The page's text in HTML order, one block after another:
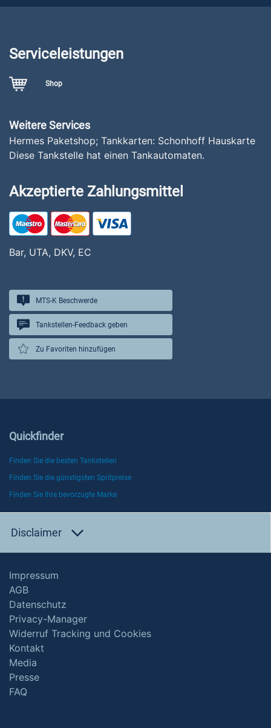
Serviceleistungen
Shop
Weitere Services
Hermes Paketshop; Tankkarten: Schonhoff Hauskarte
Diese Tankstelle hat einen Tankautomaten.
Akzeptierte Zahlungsmittel
Bar, UTA, DKV, EC
MTS-K Beschwerde
Tankstellen-Feedback geben
Zu Favoriten hinzufügen
Quickfinder
Finden Sie die besten Tankstellen
Finden Sie die günstigsten Spritpreise
Finden Sie Ihre bevorzugte Marke
Disclaimer
Impressum
AGB
Datenschutz
Privacy-Manager
Widerruf Tracking und Cookies
Kontakt
Media
Presse
FAQ